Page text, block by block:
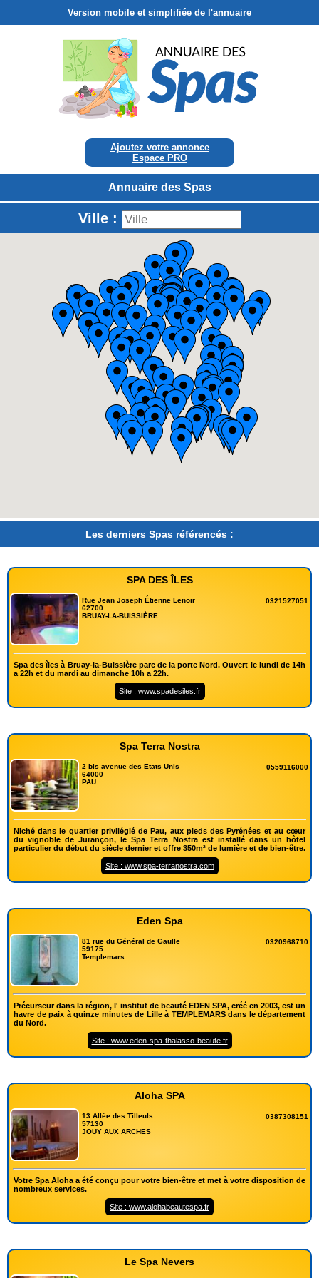
Version mobile et simplifiée de l'annuaire
Ajoutez votre annonce
Espace PRO
Annuaire des Spas
Ville :
Les derniers Spas référencés :
SPA DES ÎLES
Rue Jean Joseph Étienne Lenoir
62700
BRUAY-LA-BUISSIÈRE
0321527051
Spa des îles à Bruay-la-Buissière parc de la porte Nord. Ouvert le lundi de 14h
a 22h et du mardi au dimanche 10h a 22h.
Site : www.spadesiles.fr
Spa Terra Nostra
2 bis avenue des Etats Unis
64000
PAU
0559116000
Niché dans le quartier privilégié de Pau, aux pieds des Pyrénées et au cœur
du vignoble de Jurançon, le Spa Terra Nostra est installé dans un hôtel
particulier du début du siècle dernier et offre 350m² de lumière et de bien-être.
Site : www.spa-terranostra.com
Eden Spa
81 rue du Général de Gaulle
59175
Templemars
0320968710
Précurseur dans la région, l' institut de beauté EDEN SPA, créé en 2003, est un
havre de paix à quinze minutes de Lille à TEMPLEMARS dans le département
du Nord.
Site : www.eden-spa-thalasso-beaute.fr
Aloha SPA
13 Allée des Tilleuls
57130
JOUY AUX ARCHES
0387308151
Votre Spa Aloha a été conçu pour votre bien-être et met à votre disposition de
nombreux services.
Site : www.alohabeautespa.fr
Le Spa Nevers